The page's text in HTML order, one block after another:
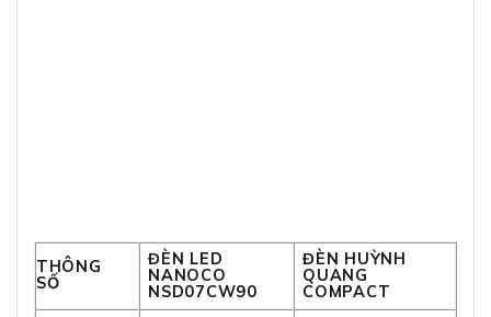
THÔNG
SỐ
ĐÈN LED
NANOCO
NSD07CW90
ĐÈN HUỲNH
QUANG
COMPACT